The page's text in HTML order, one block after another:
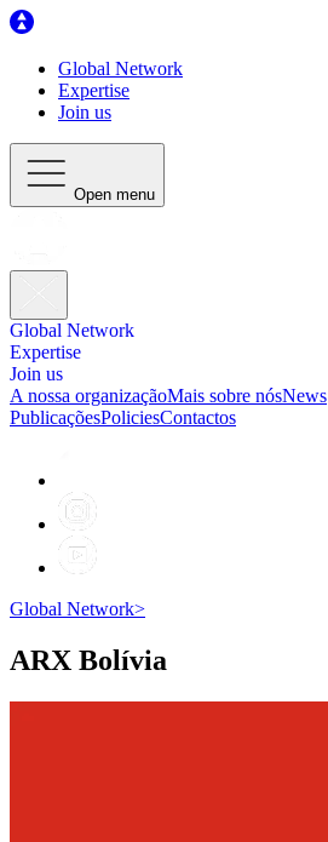
Global Network
Expertise
Join us
Open menu
Global Network
Expertise
Join us
A nossa organizaçãoMais sobre nósNews
PublicaçõesPoliciesContactos
Global Network>
ARX Bolívia